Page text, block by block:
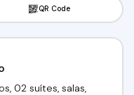
QR Code
02 suítes, salas,